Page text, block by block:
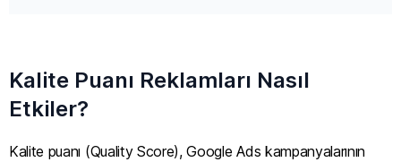
Kalite Puanı Reklamları Nasıl
Etkiler?
Kalite puanı (Quality Score), Google Ads kampanyalarının